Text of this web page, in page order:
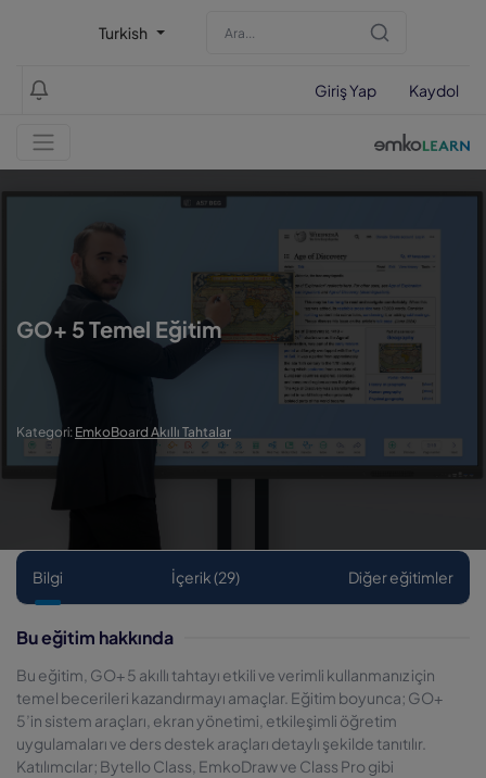
Turkish
Giriş Yap Kaydol
GO+ 5 Temel Eğitim
Kategori: EmkoBoard Akıllı Tahtalar
Bilgi İçerik (29) Diğer eğitimler
Bu eğitim hakkında
Bu eğitim, GO+ 5 akıllı tahtayı etkili ve verimli kullanmanız için
temel becerileri kazandırmayı amaçlar. Eğitim boyunca; GO+
5’in sistem araçları, ekran yönetimi, etkileşimli öğretim
uygulamaları ve ders destek araçları detaylı şekilde tanıtılır.
Katılımcılar; Bytello Class, EmkoDraw ve Class Pro gibi